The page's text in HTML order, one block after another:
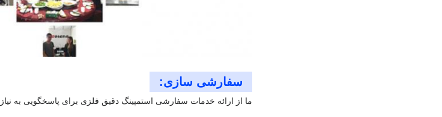
سفارشی سازی:
ما از ارائه خدمات سفارشی استمپینگ دقیق فلزی برای پاسخگویی به